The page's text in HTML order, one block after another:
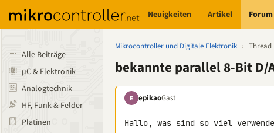
Neuigkeiten Artikel Forum
Alle Beiträge
µC & Elektronik
Analogtechnik
HF, Funk & Felder
Platinen
Mikrocontroller und Digitale Elektronik › Thread
bekannte parallel 8-Bit D/
E epikaoGast
Hallo, was sind so viel